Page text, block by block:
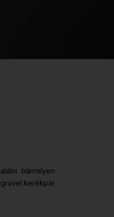
bármilyen
kerékpár